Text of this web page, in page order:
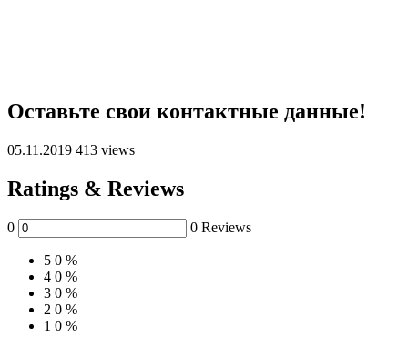
Оставьте свои контактные данные!
05.11.2019 413 views
Ratings & Reviews
0 0 Reviews
5 0 %
4 0 %
3 0 %
2 0 %
1 0 %